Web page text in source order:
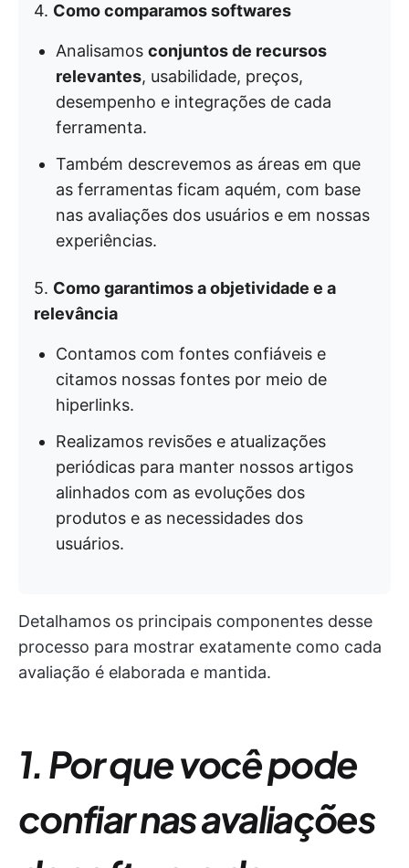
4. Como comparamos softwares
Analisamos conjuntos de recursos
relevantes, usabilidade, preços,
desempenho e integrações de cada
ferramenta.
Também descrevemos as áreas em que
as ferramentas ficam aquém, com base
nas avaliações dos usuários e em nossas
experiências.
5. Como garantimos a objetividade e a
relevância
Contamos com fontes confiáveis e
citamos nossas fontes por meio de
hiperlinks.
Realizamos revisões e atualizações
periódicas para manter nossos artigos
alinhados com as evoluções dos
produtos e as necessidades dos
usuários.
Detalhamos os principais componentes desse
processo para mostrar exatamente como cada
avaliação é elaborada e mantida.
1. Por que você pode
confiar nas avaliações